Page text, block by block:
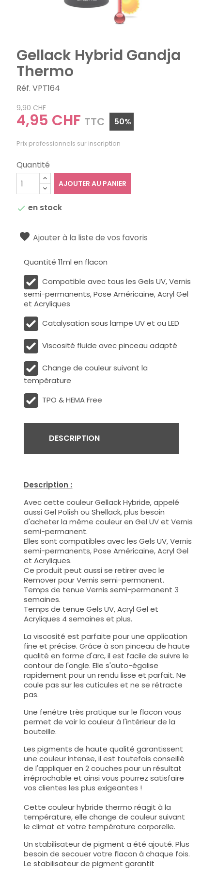
Gellack Hybrid Gandja
Thermo
Réf. VPT164
9,90 CHF
4,95 CHF TTC 50%
Prix professionnels sur inscription
Quantité
AJOUTER AU PANIER
 en stock
Ajouter à la liste de vos favoris
Quantité 11ml en flacon
Compatible avec tous les Gels UV, Vernis
semi-permanents, Pose Américaine, Acryl Gel
et Acryliques
Catalysation sous lampe UV et ou LED
Viscosité fluide avec pinceau adapté
Change de couleur suivant la
température
TPO & HEMA Free
DESCRIPTION
Description :
Avec cette couleur Gellack Hybride, appelé
aussi Gel Polish ou Shellack, plus besoin
d'acheter la même couleur en Gel UV et Vernis
semi-permanent.
Elles sont compatibles avec les Gels UV, Vernis
semi-permanents, Pose Américaine, Acryl Gel
et Acryliques.
Ce produit peut aussi se retirer avec le
Remover pour Vernis semi-permanent.
Temps de tenue Vernis semi-permanent 3
semaines.
Temps de tenue Gels UV, Acryl Gel et
Acryliques 4 semaines et plus.
La viscosité est parfaite pour une application
fine et précise. Grâce à son pinceau de haute
qualité en forme d'arc, il est facile de suivre le
contour de l'ongle. Elle s'auto-égalise
rapidement pour un rendu lisse et parfait. Ne
coule pas sur les cuticules et ne se rétracte
pas.
Une fenêtre très pratique sur le flacon vous
permet de voir la couleur à l'intérieur de la
bouteille.
Les pigments de haute qualité garantissent
une couleur intense, il est toutefois conseillé
de l'appliquer en 2 couches pour un résultat
irréprochable et ainsi vous pourrez satisfaire
vos clientes les plus exigeantes !
Cette couleur hybride thermo réagit à la
température, elle change de couleur suivant
le climat et votre température corporelle.
Un stabilisateur de pigment a été ajouté. Plus
besoin de secouer votre flacon à chaque fois.
Le stabilisateur de pigment garantit